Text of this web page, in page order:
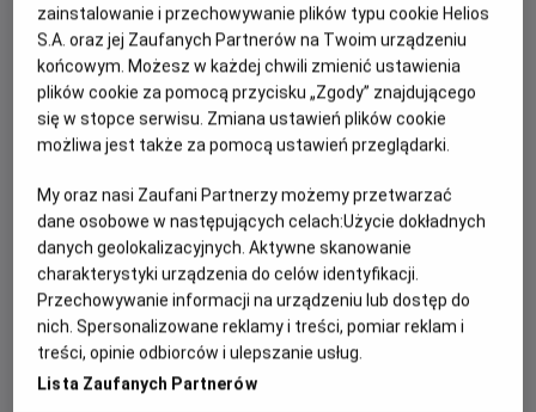
nocami zaś infiltruje przestępczą organizację zajmującą
się handlem narkotykami, której przewodzi bezlitosny Han.
Zaskakujące zwroty akcji, wspaniałe zdjęcia i efektowne
sceny walki, do których choreografię układał sam Bruce
Lee, sprawiły, że Wejście smoka przeszło do historii kina.
CENNIK
14 dni + 8-13 dni
do seansu
4-7 dni
Helios RePlay
22,90 ZŁ
zainstalowanie i przechowywanie plików typu cookie Helios
S.A. oraz jej Zaufanych Partnerów na Twoim urządzeniu
końcowym. Możesz w każdej chwili zmienić ustawienia
plików cookie za pomocą przycisku „Zgody” znajdującego
się w stopce serwisu. Zmiana ustawień plików cookie
możliwa jest także za pomocą ustawień przeglądarki.
My oraz nasi Zaufani Partnerzy możemy przetwarzać
dane osobowe w następujących celach:Użycie dokładnych
danych geolokalizacyjnych. Aktywne skanowanie
charakterystyki urządzenia do celów identyfikacji.
Przechowywanie informacji na urządzeniu lub dostęp do
nich. Spersonalizowane reklamy i treści, pomiar reklam i
treści, opinie odbiorców i ulepszanie usług.
Lista Zaufanych Partnerów